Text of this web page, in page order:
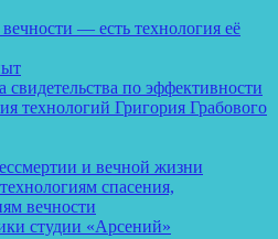
— есть технология её
свидетельства по эффективности
технологий Григория Грабового
и вечной жизни
спасения,
вечности
студии «Арсений»